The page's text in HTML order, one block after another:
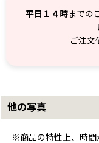
平日１４時までの
ご注文
他の写真
※商品の特性上、時間